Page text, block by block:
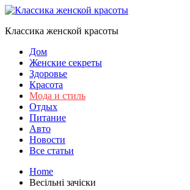
Skip
content
Классика женской красоты
Дом
Женские секреты
Здоровье
Красота
Мода и стиль
Отдых
Питание
Авто
Новости
Все статьи
Home
Весільні зачіски